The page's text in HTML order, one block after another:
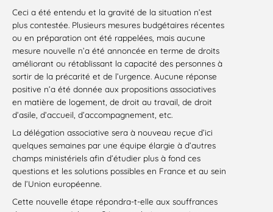
Ceci a été entendu et la gravité de la situation n’est
plus contestée. Plusieurs mesures budgétaires récentes
ou en préparation ont été rappelées, mais aucune
mesure nouvelle n’a été annoncée en terme de droits
améliorant ou rétablissant la capacité des personnes à
sortir de la précarité et de l’urgence. Aucune réponse
positive n’a été donnée aux propositions associatives
en matière de logement, de droit au travail, de droit
d’asile, d’accueil, d’accompagnement, etc.
La délégation associative sera à nouveau reçue d’ici
quelques semaines par une équipe élargie à d’autres
champs ministériels afin d’étudier plus à fond ces
questions et les solutions possibles en France et au sein
de l’Union européenne.
Cette nouvelle étape répondra-t-elle aux souffrances